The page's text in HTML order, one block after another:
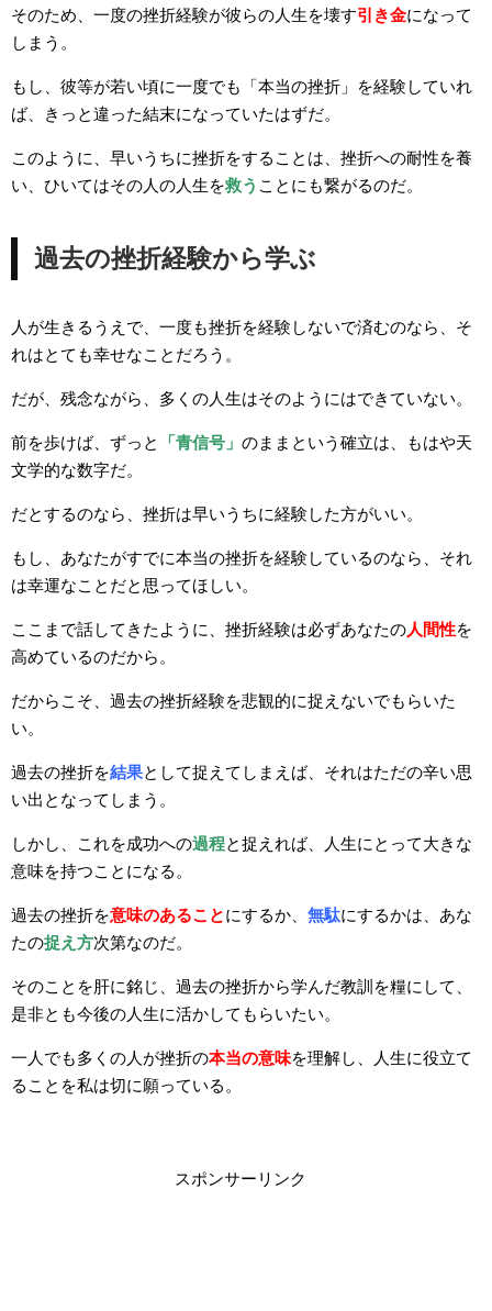
そのため、一度の挫折経験が彼らの人生を壊す引き金になって
しまう。
もし、彼等が若い頃に一度でも「本当の挫折」を経験していれ
ば、きっと違った結末になっていたはずだ。
このように、早いうちに挫折をすることは、挫折への耐性を養
い、ひいてはその人の人生を救う ことにも繋がるのだ。
過去の挫折経験から学ぶ
人が生きるうえで、一度も挫折を経験しないで済むのなら、そ
れはとても幸せなことだろう。
だが、残念ながら、多くの人生はそのようにはできていない。
前を歩けば、ずっと 「青信号」 のままという確立は、もはや天
文学的な数字だ。
だとするのなら、挫折は早いうちに経験した方がいい。
もし、あなたがすでに本当の挫折を経験しているのなら、それ
は幸運なことだと思ってほしい。
ここまで話してきたように、挫折経験は必ずあなたの人間性を
高めているのだから。
だからこそ、過去の挫折経験を悲観的に捉えないでもらいた
い。
過去の挫折を結果として捉えてしまえば、それはただの辛い思
い出となってしまう。
しかし、これを成功への過程と捉えれば、人生にとって大きな
意味を持つことになる。
過去の挫折を意味のあることにするか、 無駄にするかは、あな
たの捉え 方次第なのだ。
そのことを肝に銘じ、過去の挫折から学んだ教訓を糧にして、
是非とも今後の人生に活かしてもらいたい。
一人でも多くの人が挫折の本当の意味を理解し、人生に役立て
ることを私は切に願っている。
スポンサーリンク